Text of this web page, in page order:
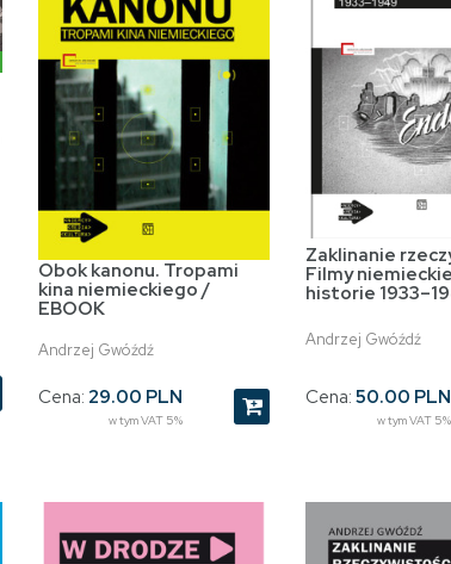
Obok kanonu. Tropami
kina niemieckiego /
EBOOK
Andrzej Gwóźdź
Cena: 29.00 PLN
w tym VAT 5%
Zaklinanie
Filmy
historie
Andrzej Gwóźdź
Cena: 50.00 PLN
w tym VAT 5%